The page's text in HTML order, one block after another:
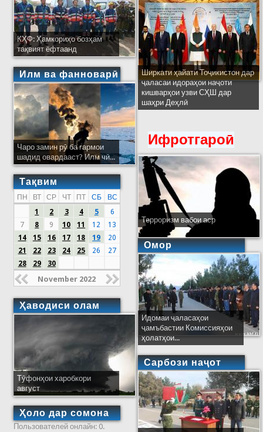
КҲФ: Ҳамкориҳо бозҳам
тақвият ёфтаанд
Илм ва фанноварӣ
Чаро замин рӯ ба гармои
шадид овардааст? Илм чӣ...
Тақвим
ПН ВТ СР ЧТ ПТ СБ
ВС
1
2 3 4 5
6
7
8 9 10 11 12
13
14
15 16 17 18 19
20
21
22 23 24 25 26
27
28
29 30
November 2022
Ҳаводиси олам
Тӯфонҳои харобкори
август
Ҳоло дар сомона
Пользователей онлайн: 0.
Ширкати ҳайати Тоҷикистон дар
ҷаласаи идораҳои наҷоти
кишварҳои узви СҲШ дар
шаҳри Деҳлӣ
Ифротгароӣ
Терроризм вабои аср
Омор
Идомаи ҷаласаҳои
ҷамъбастии Комиссияҳои
ҳолатҳои...
Сарбози наҷот